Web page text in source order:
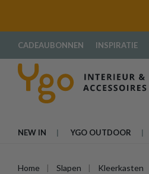
CADEAUBONNEN INSPIRATIE
NEW IN YGO OUTDOOR
Home Slapen Kleerkasten